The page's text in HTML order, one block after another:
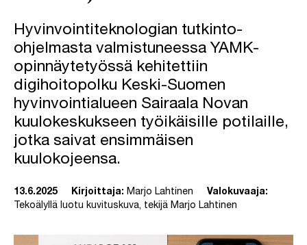
Hyvinvointiteknologian tutkinto-
ohjelmasta valmistuneessa YAMK-
opinnäytetyössä kehitettiin
digihoitopolku Keski-Suomen
hyvinvointialueen Sairaala Novan
kuulokeskukseen työikäisille potilaille,
jotka saivat ensimmäisen
kuulokojeensa.
13.6.2025 Kirjoittaja: Marjo Lahtinen
Valokuvaaja:
Tekoälyllä luotu kuvituskuva, tekijä Marjo Lahtinen